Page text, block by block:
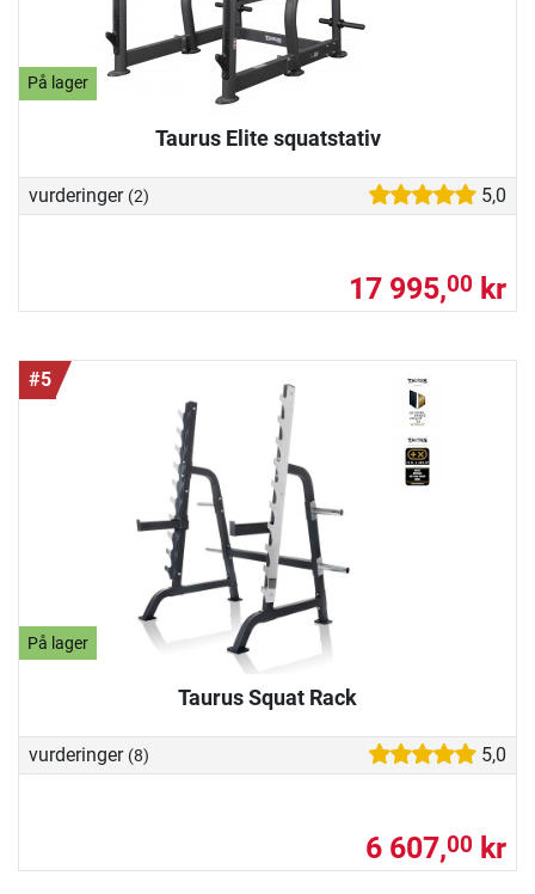
På lager
Taurus Elite squatstativ
vurderinger (2) 5,0
17 995,00 kr
#5
På lager
Taurus Squat Rack
vurderinger (8) 5,0
6 607,00 kr